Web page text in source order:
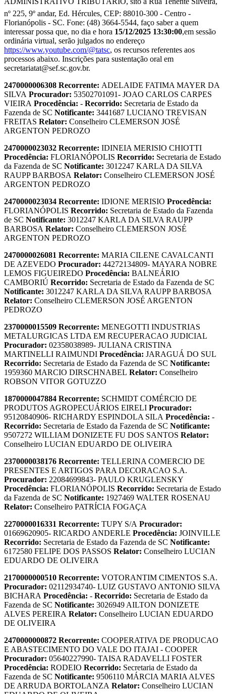
nº 225, 9º andar, Ed. Hércules, CEP: 88010-300 - Centro -
Florianópolis - SC. Fone: (48) 3664-5544, faço saber a quem
interessar possa que, no dia e hora 15/12/2025 13:30:00,em sessão
ordinária virtual, serão julgados no endereço
https://www.youtube.com/@tatsc, os recursos referentes aos
processos abaixo. Inscrições para sustentação oral em
secretariatat@sef.sc.gov.br.
2470000006308 Recorrente: ADELAIDE FATIMA MAYER DA
SILVA Procurador: 53502701091- JOAO CARLOS CARPES
VIEIRA Procedência: - Recorrido: Secretaria de Estado da
Fazenda de SC Notificante: 3441687 LUCIANO TREVISAN
FREITAS Relator: Conselheiro CLEMERSON JOSÉ
ARGENTON PEDROZO
2470000023032 Recorrente: IDINEIA MERISIO CHIOTTI
Procedência: FLORIANÓPOLIS Recorrido: Secretaria de Estado
da Fazenda de SC Notificante: 3012247 KARLA DA SILVA
RAUPP BARBOSA Relator: Conselheiro CLEMERSON JOSÉ
ARGENTON PEDROZO
2470000023034 Recorrente: IDIONE MERISIO Procedência:
FLORIANÓPOLIS Recorrido: Secretaria de Estado da Fazenda
de SC Notificante: 3012247 KARLA DA SILVA RAUPP
BARBOSA Relator: Conselheiro CLEMERSON JOSÉ
ARGENTON PEDROZO
2470000026081 Recorrente: MARIA CILENE CAVALCANTI
DE AZEVEDO Procurador: 44272134809- MAYARA NOBRE
LEMOS FIGUEIREDO Procedência: BALNEÁRIO
CAMBORIÚ Recorrido: Secretaria de Estado da Fazenda de SC
Notificante: 3012247 KARLA DA SILVA RAUPP BARBOSA
Relator: Conselheiro CLEMERSON JOSÉ ARGENTON
PEDROZO
2370000015509 Recorrente: MENEGOTTI INDUSTRIAS
METALURGICAS LTDA EM RECUPERACAO JUDICIAL
Procurador: 02358038989- JULIANA CRISTINA
MARTINELLI RAIMUNDI Procedência: JARAGUÁ DO SUL
Recorrido: Secretaria de Estado da Fazenda de SC Notificante:
1959360 MARCIO DIRSCHNABEL Relator: Conselheiro
ROBSON VITOR GOTUZZO
1870000047884 Recorrente: SCHMIDT COMÉRCIO DE
PRODUTOS AGROPECUÁRIOS EIRELI Procurador:
95120840906- RICHARDY ESPINDOLA SILA Procedência: -
Recorrido: Secretaria de Estado da Fazenda de SC Notificante:
9507272 WILLIAM DONIZETE FU DOS SANTOS Relator:
Conselheiro LUCIAN EDUARDO DE OLIVEIRA
2370000038176 Recorrente: TELLERINA COMERCIO DE
PRESENTES E ARTIGOS PARA DECORACAO S.A.
Procurador: 22084699843- PAULO KRUGLENSKY
Procedência: FLORIANÓPOLIS Recorrido: Secretaria de Estado
da Fazenda de SC Notificante: 1927469 WALTER ROSENAU
Relator: Conselheiro PATRÍCIA FOGAÇA
2270000016331 Recorrente: TUPY S/A Procurador:
01669620905- RICARDO ANDERLE Procedência: JOINVILLE
Recorrido: Secretaria de Estado da Fazenda de SC Notificante:
6172580 FELIPE DOS PASSOS Relator: Conselheiro LUCIAN
EDUARDO DE OLIVEIRA
2170000000510 Recorrente: VOTORANTIM CIMENTOS S.A.
Procurador: 02112934740- LUIZ GUSTAVO ANTONIO SILVA
BICHARA Procedência: - Recorrido: Secretaria de Estado da
Fazenda de SC Notificante: 3026949 AILTON DONIZETE
ALVES PEREIRA Relator: Conselheiro LUCIAN EDUARDO
DE OLIVEIRA
2470000000872 Recorrente: COOPERATIVA DE PRODUCAO
E ABASTECIMENTO DO VALE DO ITAJAI - COOPER
Procurador: 05640227990- TAISA RADAVELLI FOSTER
Procedência: RODEIO Recorrido: Secretaria de Estado da
Fazenda de SC Notificante: 9506110 MÁRCIA MARIA ALVES
DE ARRUDA BORTOLANZA Relator: Conselheiro LUCIAN